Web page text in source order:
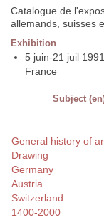
Catalogue de
allemands, suisses
Exhibition
5 juin-21 juil
France
Subject
General history of
Drawing
Germany
Austria
Switzerland
1400-2000